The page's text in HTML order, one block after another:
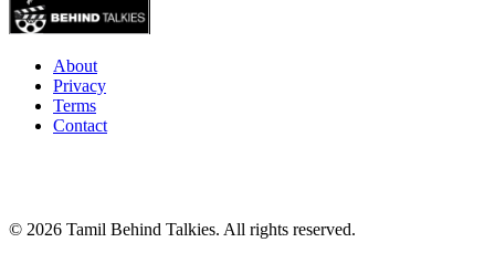
About
Privacy
Terms
Contact
© 2026 Tamil Behind Talkies. All rights reserved.